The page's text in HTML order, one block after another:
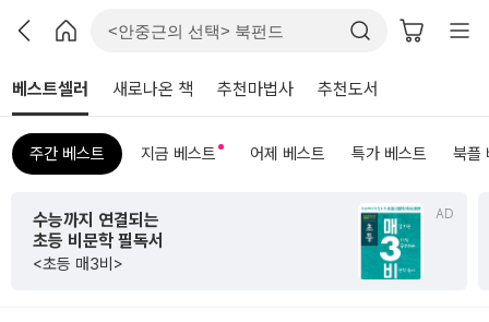
베스트셀러 새로나온 책 추천마법사 추천도서
주간 베스트 지금 베스트 어제 베스트 특가 베스트 북플
AD
수능까지 연결되는
초등 비문학 필독서
<초등 매3비>